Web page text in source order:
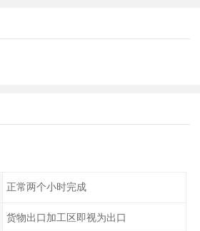
正常两个小时完成
货物出口加工区即视为出口